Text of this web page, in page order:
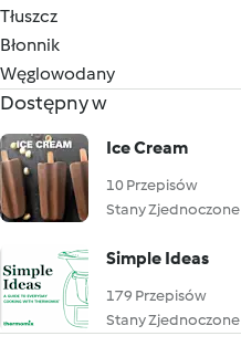
Tłuszcz
Błonnik
Węglowodany
Dostępny w
Ice Cream
10 Przepisów
Stany Zjednoczone
Simple Ideas
179 Przepisów
Stany Zjednoczone